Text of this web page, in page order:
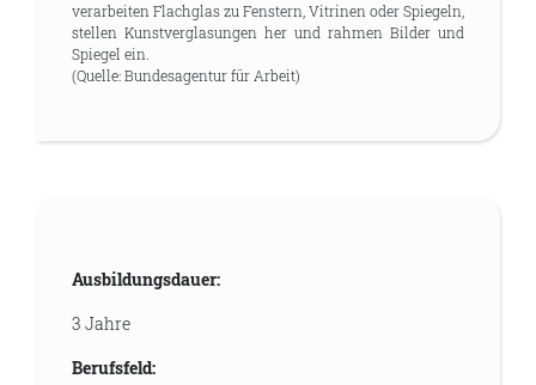
verarbeiten Flachglas zu Fenstern, Vitrinen oder Spiegeln,
stellen Kunstverglasungen her und rahmen Bilder und
Spiegel ein.
(Quelle: Bundesagentur für Arbeit)
Ausbildungsdauer:
3 Jahre
Berufsfeld: